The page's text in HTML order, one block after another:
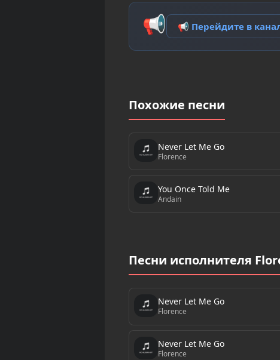
📢 📢 Перейдите в
Похожие песни
Never Let Me Go
Florence
You Once Told Me
Andain
Песни исполнителя
Never Let Me Go
Florence
Never Let Me Go
Florence